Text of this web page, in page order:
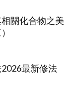
關化合物之美
最新修法